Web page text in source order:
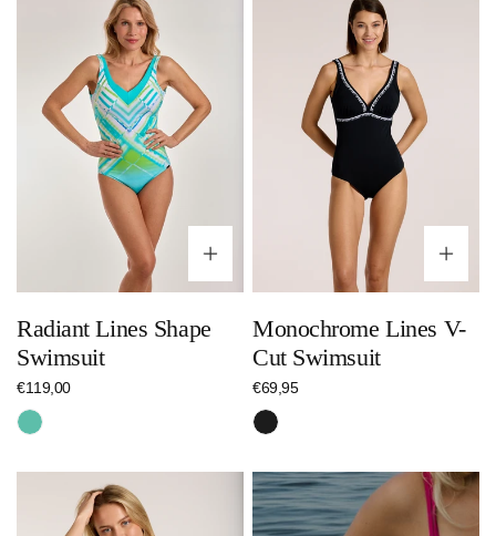
Optionen wählen
Radiant Lines Shape
Swimsuit
Regulärer
Preis
€119,00
Türkis
Monochrome Lines V-
Cut Swimsuit
Regulärer
Preis
€69,95
Schwarz